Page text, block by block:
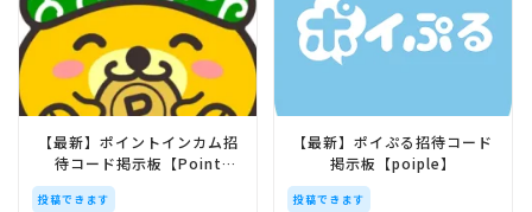
【最新】ポイントインカム招
待コード掲示板【Point
Income】
投稿できます
【最新】ポイぷる招待コード
掲示板【poiple】
投稿できます